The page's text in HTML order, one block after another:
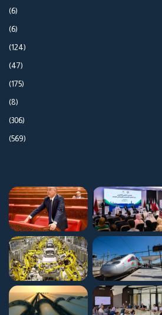
(6)
(6)
(124)
(47)
(175)
(8)
(306)
(569)